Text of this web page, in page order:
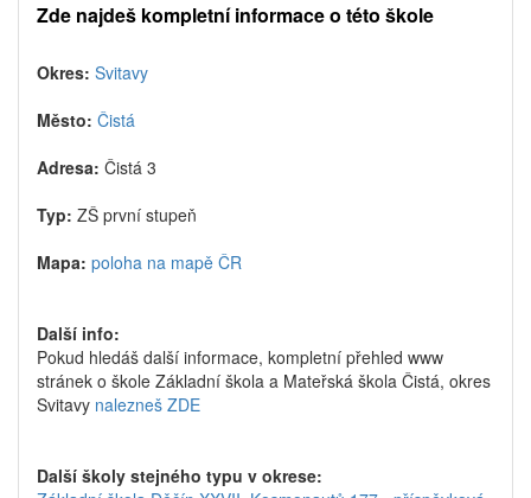
Zde najdeš kompletní informace o této škole
Okres: Svitavy
Město: Čistá
Adresa: Čistá 3
Typ: ZŠ první stupeň
Mapa: poloha na mapě ČR
Další info:
Pokud hledáš další informace, kompletní přehled www
stránek o škole Základní škola a Mateřská škola Čistá, okres
Svitavy nalezneš ZDE
Další školy stejného typu v okrese: